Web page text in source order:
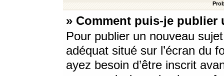
» Comment puis-je
Pour publier un nouveau
adéquat situé sur l’écran du
ayez besoin d’être inscrit